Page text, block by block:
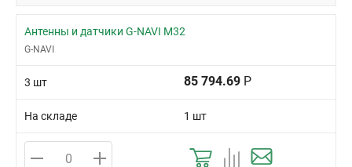
Антенны и датчики G-NAVI M32
G-NAVI
3 шт 85 794.69 Р
На складе 1 шт